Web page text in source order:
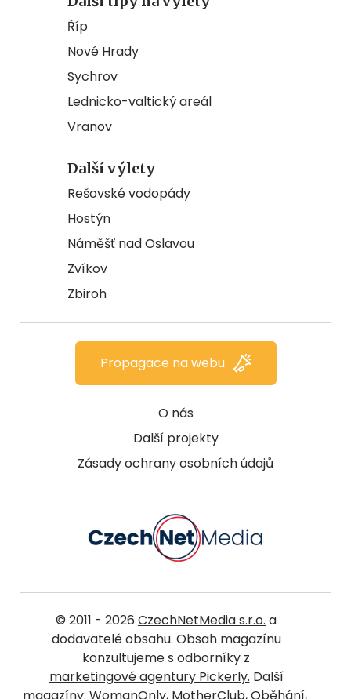
Říp
Nové Hrady
Sychrov
Lednicko-valtický areál
Vranov
Další výlety
Rešovské vodopády
Hostýn
Náměšť nad Oslavou
Zvíkov
Zbiroh
O nás
Další projekty
Zásady ochrany osobních údajů
Propagace na webu
© 2011 - 2026 CzechNetMedia s.r.o. a
dodavatelé obsahu. Obsah magazínu
konzultujeme s odborníky z
marketingové agentury Pickerly. Další